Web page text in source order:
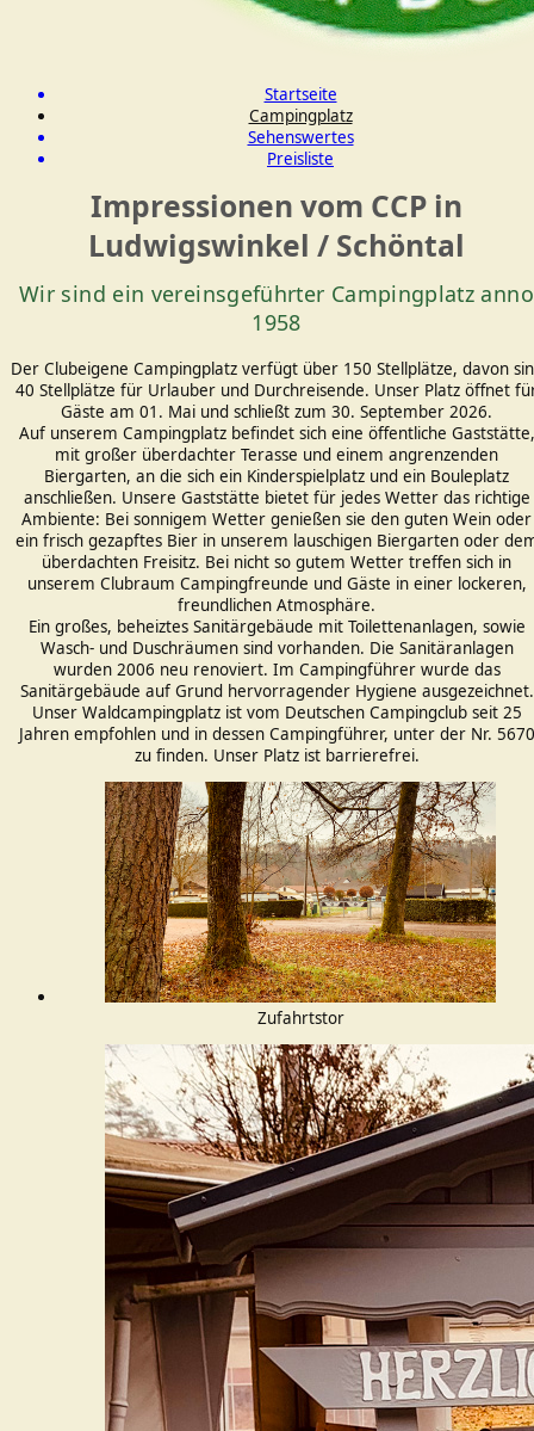
Startseite
Campingplatz
Sehenswertes
Preisliste
Impressionen vom CCP in
Ludwigswinkel / Schöntal
Wir sind ein vereinsgeführter Campingplatz anno
1958
Der Clubeigene Campingplatz verfügt über 150 Stellplätze, davon
40 Stellplätze für Urlauber und Durchreisende. Unser Platz öffnet
Gäste am 01. Mai und schließt zum 30. September 2026.
Auf unserem Campingplatz befindet sich eine öffentliche Gaststätte,
mit großer überdachter Terasse und einem angrenzenden
Biergarten, an die sich ein Kinderspielplatz und ein Bouleplatz
anschließen. Unsere Gaststätte bietet für jedes Wetter das richtige
Ambiente: Bei sonnigem Wetter genießen sie den guten Wein oder
ein frisch gezapftes Bier in unserem lauschigen Biergarten oder
überdachten Freisitz. Bei nicht so gutem Wetter treffen sich in
unserem Clubraum Campingfreunde und Gäste in einer lockeren,
freundlichen Atmosphäre.
Ein großes, beheiztes Sanitärgebäude mit Toilettenanlagen, sowie
Wasch- und Duschräumen sind vorhanden. Die Sanitäranlagen
wurden 2006 neu renoviert. Im Campingführer wurde das
Sanitärgebäude auf Grund hervorragender Hygiene ausgezeichnet.
Unser Waldcampingplatz ist vom Deutschen Campingclub seit 25
Jahren empfohlen und in dessen Campingführer, unter der Nr. 5670
zu finden. Unser Platz ist barrierefrei.
Zufahrtstor